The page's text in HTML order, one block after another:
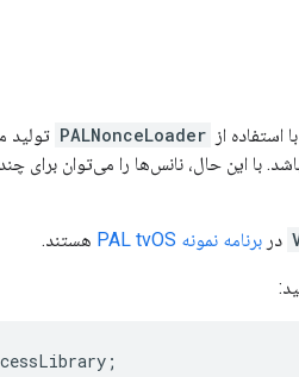
PALNonceLoader
با این حال، نانس‌ها را می‌توان برای
در برنامه نمونه PAL tvOS هستند.
;